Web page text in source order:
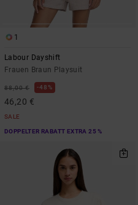
1
Labour Dayshift
Frauen Braun Playsuit
88,00 € 48%
46,20 €
SALE
DOPPELTER RABATT EXTRA 25 %